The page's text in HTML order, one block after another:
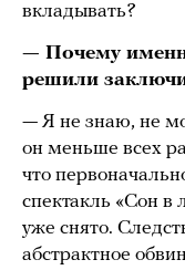
вкладывать?
— Почему
решили
— Я не знаю, не
он меньше всех
что
спектакль «Сон в
уже снято.
абстрактное